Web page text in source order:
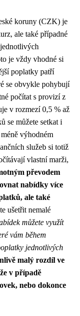
koruny (CZK) je
ale také případné
je vždy vhodné si
poplatky patří
se obvykle pohybují
počítat s provizí z
v rozmezí 0,5 % až
se můžete setkat i
výhodném
služeb si totiž
vlastní marži,
převodem
nabídky více
ale také
ušetřit nemalé
můžete využít
vám během
jednotlivých
malý rozdíl ve
v případě
nebo dokonce